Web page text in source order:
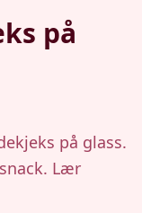
på
på glass.
Lær